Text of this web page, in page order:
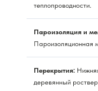
теплопроводности.
Пароизоляция и
Пароизоляционная
Перекрытия:
деревянный